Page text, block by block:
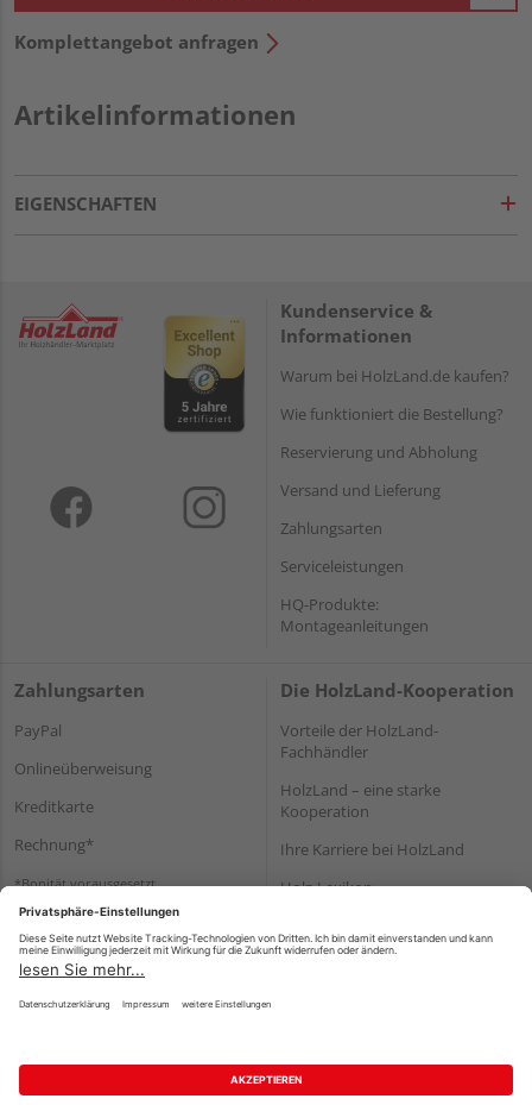
Komplettangebot anfragen
Artikelinformationen
EIGENSCHAFTEN
Kundenservice &
Informationen
Warum bei HolzLand.de kaufen?
Wie funktioniert die Bestellung?
Reservierung und Abholung
Versand und Lieferung
Zahlungsarten
Serviceleistungen
HQ-Produkte:
Montageanleitungen
Zahlungsarten
PayPal
Onlineüberweisung
Kreditkarte
Rechnung*
*Bonität vorausgesetzt
Die HolzLand-Kooperation
Vorteile der HolzLand-
Fachhändler
HolzLand – eine starke
Kooperation
Ihre Karriere bei HolzLand
Holz-Lexikon
Impressum Datenschutz
Nutzungsbedingungen